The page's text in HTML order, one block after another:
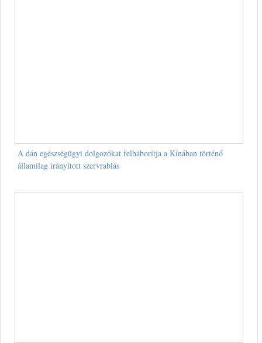
A dán egészségügyi dolgozókat felháborítja a Kínában történő
államilag irányított szervrablás